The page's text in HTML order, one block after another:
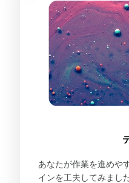
あなたが作業を進めや
インを工夫してみまし